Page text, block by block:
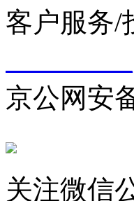
客户服务/
京公网安
关注微信